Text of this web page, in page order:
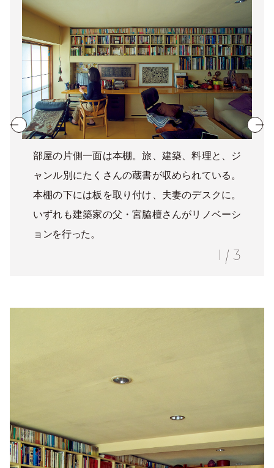
部屋の片側一面は本棚。旅、建築、料理と、ジ
ャンル別にたくさんの蔵書が収められている。
本棚の下には板を取り付け、夫妻のデスクに。
いずれも建築家の父・宮脇檀さんがリノベーシ
ョンを行った。
1 / 3